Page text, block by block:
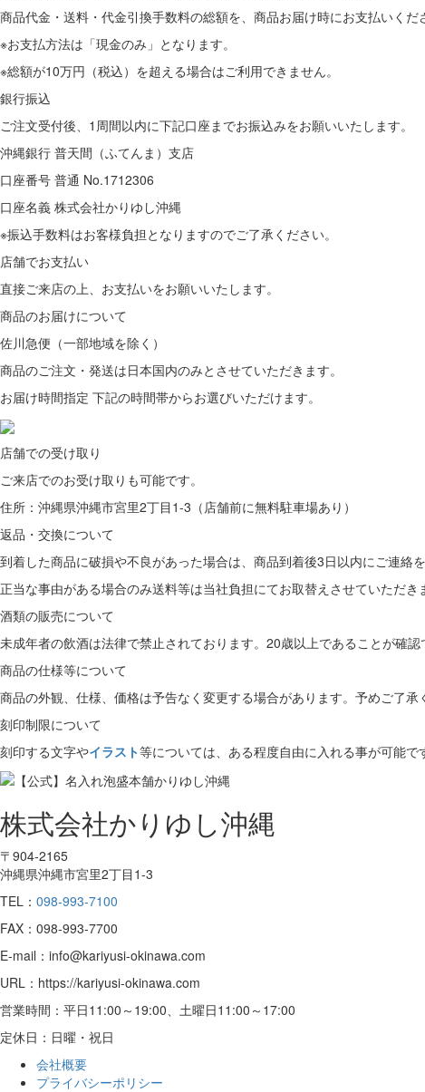
商品代金・送料・代金引換手数料の総額を、商品お届け時にお支払いくだ
※お支払方法は「現金のみ」となります。
※総額が10万円（税込）を超える場合はご利用できません。
銀行振込
ご注文受付後、1周間以内に下記口座までお振込みをお願いいたします。
沖縄銀行 普天間（ふてんま）支店
口座番号 普通 No.1712306
口座名義 株式会社かりゆし沖縄
※振込手数料はお客様負担となりますのでご了承ください。
店舗でお支払い
直接ご来店の上、 お支払いをお願いいたします。
商品のお届けについて
佐川急便（一部地域を除く）
商品のご注文・発送は日本国内のみとさせていただきます。
お届け時間指定 下記の時間帯からお選びいただけます。
店舗での受け取り
ご来店でのお受け取りも可能です。
住所：沖縄県沖縄市宮里2丁目1-3（店舗前に無料駐車場あり）
返品・交換について
到着した商品に破損や不良があった場合は、商品到着後3日以内にご連絡を
正当な事由がある場合のみ送料等は当社負担にてお取替えさせていただ
酒類の販売について
未成年者の飲酒は法律で禁止されております。20歳以上であることが確
商品の仕様等について
商品の外観、仕様、価格は予告なく変更する場合があります。予めご了承
刻印制限について
刻印する文字やイラスト等については、ある程度自由に入れる事が可能
株式会社かりゆし沖縄
〒904-2165
沖縄県沖縄市宮里2丁目1-3
TEL： 098-993-7100
FAX：098-993-7700
E-mail：info@kariyusi-okinawa.com
URL：https://kariyusi-okinawa.com
営業時間：平日11:00～19:00、土曜日11:00～17:00
定休日：日曜・祝日
会社概要
プライバシーポリシー